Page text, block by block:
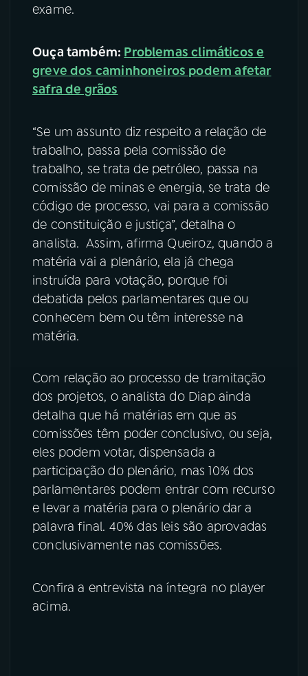
exame.
Ouça também: Problemas climáticos e
greve dos caminhoneiros podem afetar
safra de grãos
“Se um assunto diz respeito a relação de
trabalho, passa pela comissão de
trabalho, se trata de petróleo, passa na
comissão de minas e energia, se trata de
código de processo, vai para a comissão
de constituição e justiça”, detalha o
analista. Assim, afirma Queiroz, quando a
matéria vai a plenário, ela já chega
instruída para votação, porque foi
debatida pelos parlamentares que ou
conhecem bem ou têm interesse na
matéria.
Com relação ao processo de tramitação
dos projetos, o analista do Diap ainda
detalha que há matérias em que as
comissões têm poder conclusivo, ou seja,
eles podem votar, dispensada a
participação do plenário, mas 10% dos
parlamentares podem entrar com recurso
e levar a matéria para o plenário dar a
palavra final. 40% das leis são aprovadas
conclusivamente nas comissões.
Confira a entrevista na íntegra no player
acima.